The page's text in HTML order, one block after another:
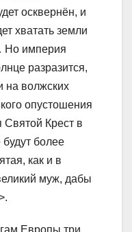
осквернён, и
хватать земли
Но империя
разразится,
на волжских
опустошения
Святой Крест в
более
как и в
муж, дабы
Европы три